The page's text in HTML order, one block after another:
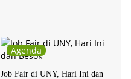
Agenda
Job Fair di UNY, Hari Ini dan